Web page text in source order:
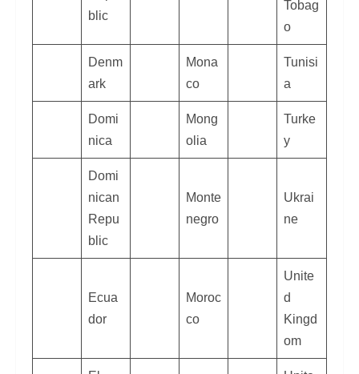
blic
Tobag
o
Denm
ark
Mona
co
Tunisi
a
Domi
nica
Mong
olia
Turke
y
Domi
nican
Repu
blic
Monte
negro
Ukrai
ne
Ecua
dor
Moroc
co
Unite
d
Kingd
om